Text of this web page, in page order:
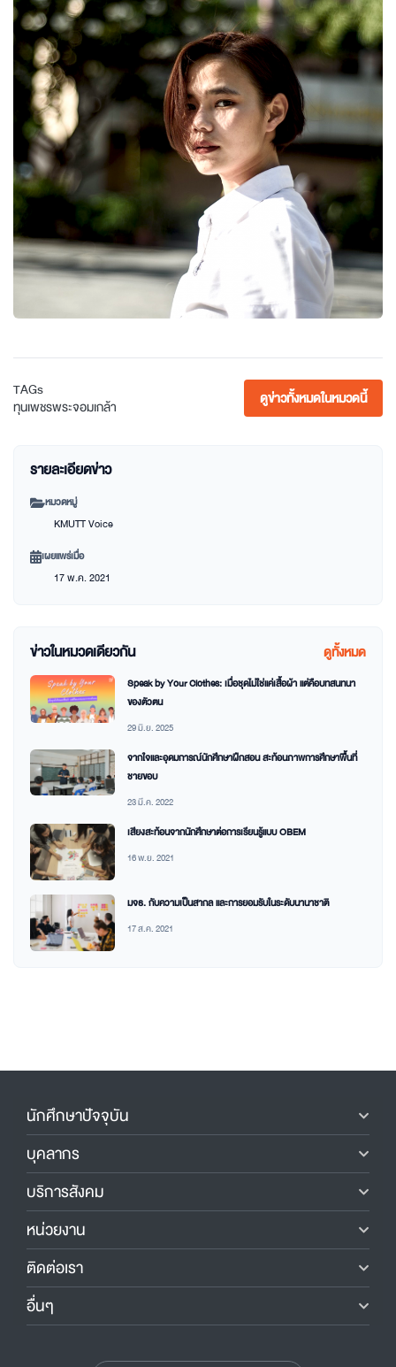
TAGs
ทุนเพชรพระจอมเกล้า
ดูข่าวทั้งหมดในหมวดนี้
รายละเอียดข่าว
หมวดหมู่
KMUTT Voice
เผยแพร่เมื่อ
17 พ.ค. 2021
ข่าวในหมวดเดียวกัน ดูทั้งหมด
Speak by Your Clothes: เมื่อชุดไม่ใช่แค่เสื้อผ้า แต่คือบทสนทนา
ของตัวตน
29 มิ.ย. 2025
จากใจและอุดมการณ์นักศึกษาฝึกสอน สะท้อนภาพการศึกษาพื้นที่
ชายขอบ
23 มี.ค. 2022
เสียงสะท้อนจากนักศึกษาต่อการเรียนรู้แบบ OBEM
16 พ.ย. 2021
มจธ. กับความเป็นสากล และการยอมรับในระดับนานาชาติ
17 ส.ค. 2021
นักศึกษาปัจจุบัน
บุคลากร
บริการสังคม
หน่วยงาน
ติดต่อเรา
อื่นๆ